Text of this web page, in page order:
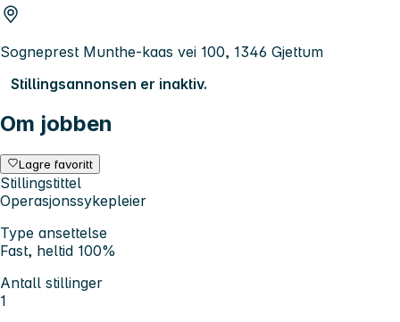
Sogneprest Munthe-kaas vei 100, 1346 Gjettum
Stillingsannonsen er inaktiv.
Om jobben
Lagre favoritt
Stillingstittel
Operasjonssykepleier
Type ansettelse
Fast, heltid 100%
Antall stillinger
1